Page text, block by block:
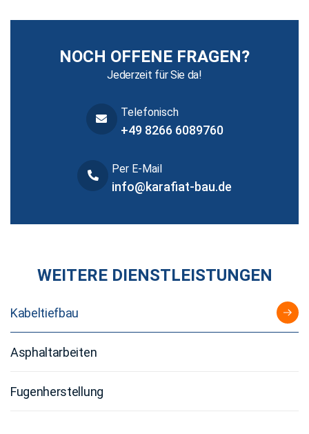
NOCH OFFENE FRAGEN?
Jederzeit für Sie da!
Telefonisch
+49 8266 6089760
Per E-Mail
info@karafiat-bau.de
WEITERE DIENSTLEISTUNGEN
Kabeltiefbau
Asphaltarbeiten
Fugenherstellung